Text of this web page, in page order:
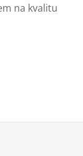
na kvalitu